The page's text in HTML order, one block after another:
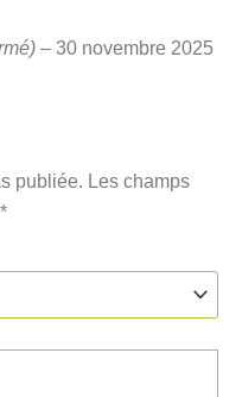
– 30 novembre 2025
publiée. Les champs
*